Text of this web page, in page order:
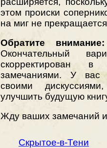
этом происки
на миг не
Обратите внимание:
Окончательный
скорректирован
замечаниями. У вас
своими
улучшить будущую
Жду ваших замечаний
Скрытое-в-Тени